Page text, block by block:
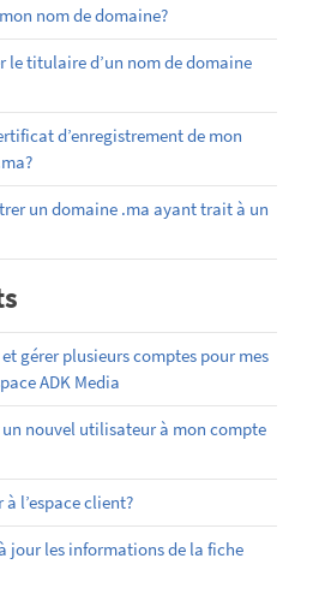
nom de domaine?
le titulaire d’un nom de domaine
d’enregistrement de mon
un domaine .ma ayant trait à un
gérer plusieurs comptes pour mes
ADK Media
nouvel utilisateur à mon compte
l’espace client?
jour les informations de la fiche